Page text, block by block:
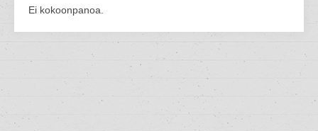
Ei kokoonpanoa.